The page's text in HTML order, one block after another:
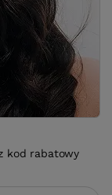
kod rabatowy